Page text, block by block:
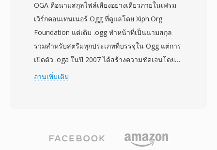
เรตแบบปรับตัว และอัลกอริทึมบัฟเฟอร์ที่ออกแบบมา
เพื่อลดการหยุดชะงักของการเล่นบนการเชื่อมต่อที่
ไม่เสถียร ในช่วงพีค RealPlayer ถูกติดตั้งบน PC
หลายร้อยล้านเครื่อง และสถานีวิทยุอย่าง BBC และ
NPR ใช้ RealAudio สำหรับสตรีมออนไลน์ ผลงาน
ทางเทคนิคที่ยั่งยืนคือแนวคิดสตรีมมิงแบบปรับบิต
คงมีอยู่และต้องการการแปลงเพื่อเล่นบนอุปกรณ์
OGA คือนามสกุลไฟล์เสียงอย่างเดียวภายในเฟรม
เวิร์กคอนเทนเนอร์ Ogg ที่ดูแลโดย Xiph.Org
Foundation แต่เดิม .ogg ทำหน้าที่เป็นนามสกุล
รวมสำหรับสตรีมทุกประเภทที่บรรจุใน Ogg แต่การ
เปิดตัว .oga ในปี 2007 ได้สร้างความชัดเจนโดย
ระบุอย่างแจ้งชัดว่าไฟล์มีเฉพาะข้อมูลเสียงเท่านั้น
เนื่องและการค้นหาตำแหน่งแบบ granule ข้อดี
อ่านเพิ่มเติม